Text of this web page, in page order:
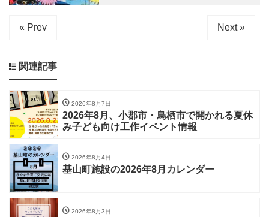
« Prev Next »
関連記事
2026年8月7日
2026年8月、小郡市・鳥栖市で開かれる夏休
み子ども向け工作イベント情報
2026年8月4日
基山町施設の2026年8月カレンダー
2026年8月3日